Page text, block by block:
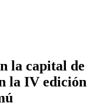
la capital de
la IV edición